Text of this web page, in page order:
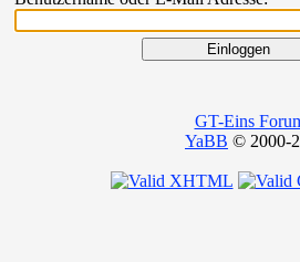
GT-Eins
YaBB © 2000-